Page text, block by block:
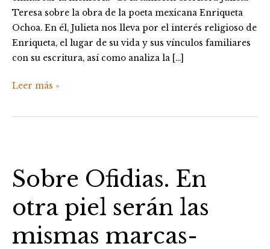
Teresa sobre la obra de la poeta mexicana Enriqueta
Ochoa. En él, Julieta nos lleva por el interés religioso de
Enriqueta, el lugar de su vida y sus vínculos familiares
con su escritura, así como analiza la […]
Leer más »
Sobre Ofidias. En
otra piel serán las
mismas marcas-
En
otra
piel
las